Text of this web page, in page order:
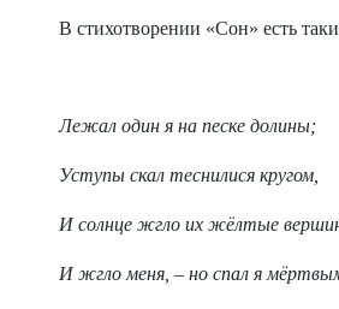
В стихотворении «Сон» есть
Лежал один я на песке долины;
Уступы скал теснилися кругом,
И солнце жгло их жёлтые
И жгло меня, – но спал я